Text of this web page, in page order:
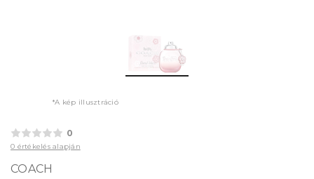
*A kép illusztráció
0
0 értékelés alapján
COACH